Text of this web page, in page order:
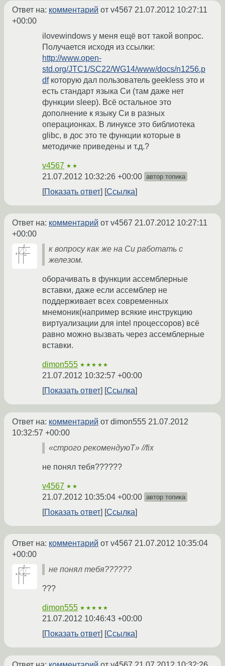
Ответ на: комментарий от v4567 21.07.2012 10:27:11
+00:00
ilovewindows у меня ещё вот такой вопрос.
Получается исходя из ссылки:
http://www.open-
std.org/JTC1/SC22/WG14/www/docs/n1256.p
dfкоторую дал пользователь geekless это и
есть стандарт языка Си (там даже нет
функции sleep). Всё остальное это
дополнение к языку Си в разных
операционках. В линуксе это библиотека
glibc, в дос это те функции которые в
методичке приведены и т.д.?
v4567 ★★
21.07.2012 10:32:26 +00:00 автор топика
Показать ответ Ссылка
Ответ на: комментарий от v4567 21.07.2012 10:27:11
+00:00
к вопросу как же на Си работать с
железом.
оборачивать в функции ассемблерные
вставки, даже если ассемблер не
поддерживает всех современных
мнемоник(например всякие инструкцию
виртуализации для intel процессоров) всё
равно можно вызвать через ассемблерные
вставки.
dimon555 ★★★★★
21.07.2012 10:32:57 +00:00
Показать ответ
Ссылка
Ответ на: комментарий от dimon555 21.07.2012
10:32:57 +00:00
«строго рекомендуюТ» //fix
не понял тебя??????
v4567 ★★
21.07.2012 10:35:04 +00:00 автор топика
Показать ответ Ссылка
Ответ на: комментарий от v4567 21.07.2012 10:35:04
+00:00
не понял тебя??????
???
dimon555 ★★★★★
21.07.2012 10:46:43 +00:00
Показать ответ
Ссылка